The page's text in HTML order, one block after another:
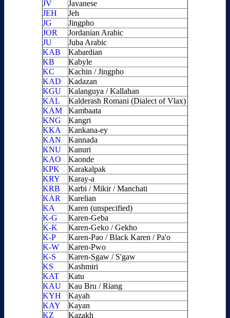
JV
Javanese
JEH
Jeh
JG
Jingpho
JOR
Jordanian Arabic
JU
Juba Arabic
KAB
Kabardian
KB
Kabyle
KC
Kachin / Jingpho
KAD
Kadazan
KGU
Kalanguya / Kallahan
KAL
Kalderash Romani (Dialect of Vlax)
KAM
Kambaata
KNG
Kangri
KKA
Kankana-ey
KAN
Kannada
KNU
Kanuri
KAO
Kaonde
KPK
Karakalpak
KRY
Karay-a
KRB
Karbi / Mikir / Manchati
KAR
Karelian
KA
Karen (unspecified)
K-G
Karen-Geba
K-K
Karen-Geko / Gekho
K-P
Karen-Pao / Black Karen / Pa'o
K-W
Karen-Pwo
K-S
Karen-Sgaw / S'gaw
KS
Kashmiri
KAT
Katu
KAU
Kau Bru / Riang
KYH
Kayah
KAY
Kayan
KZ
Kazakh